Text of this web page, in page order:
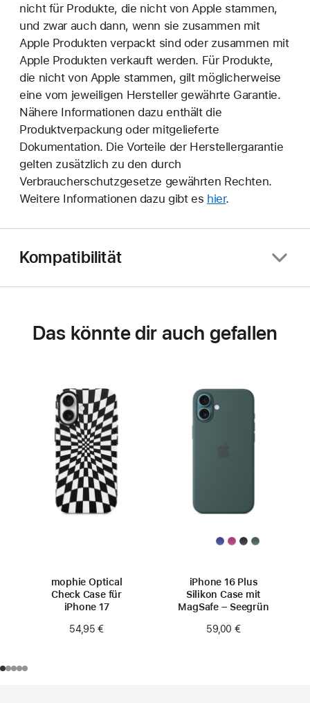
nicht für Produkte, die nicht von Apple stammen,
und zwar auch dann, wenn sie zusammen mit
Apple Produkten verpackt sind oder zusammen mit
Apple Produkten verkauft werden. Für Produkte,
die nicht von Apple stammen, gilt möglicherweise
eine vom jeweiligen Hersteller gewährte Garantie.
Nähere Informationen dazu enthält die
Produktverpackung oder mitgelieferte
Dokumentation. Die Vorteile der Herstellergarantie
gelten zusätzlich zu den durch
Verbraucherschutzgesetze gewährten Rechten.
Weitere Informationen dazu gibt es hier.
Kompatibilität
Das könnte dir auch gefallen
mophie Optical
Check Case für
iPhone 17
54,95 €
iPhone 16 Plus
Silikon Case mit
MagSafe – Seegrün
59,00 €